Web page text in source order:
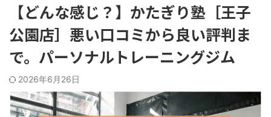
【どんな感じ？】かたぎり塾［王子
公園店］悪い口コミから良い評判ま
で。パーソナルトレーニングジム
2026年6月26日